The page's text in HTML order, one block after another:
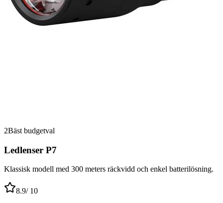
2Bäst budgetval
Ledlenser P7
Klassisk modell med 300 meters räckvidd och enkel batterilösning.
8.9/ 10